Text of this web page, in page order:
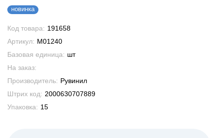
новинка
Код товара: 191658
Артикул: М01240
Базовая единица: шт
На заказ:
Производитель: Рувинил
Штрих код: 2000630707889
Упаковка: 15